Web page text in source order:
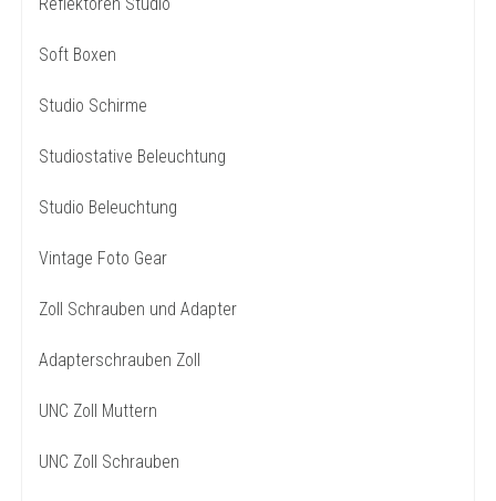
Soft Boxen
Studio Schirme
Studiostative Beleuchtung
Studio Beleuchtung
Vintage Foto Gear
Zoll Schrauben und Adapter
Adapterschrauben Zoll
UNC Zoll Muttern
UNC Zoll Schrauben